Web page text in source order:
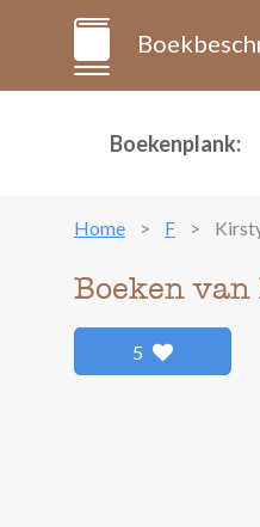
Boekenplank:
Home F
Boeken
5